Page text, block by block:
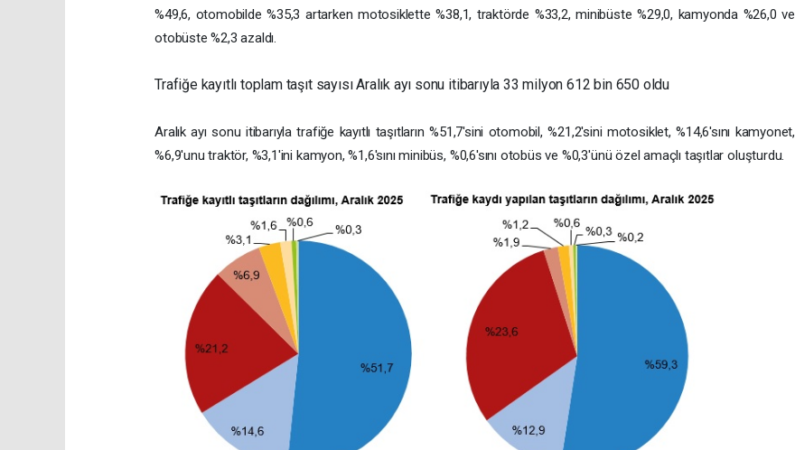
%49,6, otomobilde %35,3 artarken motosiklette %38,1, traktörde %33,2, minibüste %29,0, kamyonda %26,0 ve
otobüste %2,3 azaldı.
Trafiğe kayıtlı toplam taşıt sayısı Aralık ayı sonu itibarıyla 33 milyon 612 bin 650 oldu
Aralık ayı sonu itibarıyla trafiğe kayıtlı taşıtların %51,7'sini otomobil, %21,2'sini motosiklet, %14,6'sını kamyonet,
%6,9'unu traktör, %3,1'ini kamyon, %1,6'sını minibüs, %0,6'sını otobüs ve %0,3'ünü özel amaçlı taşıtlar oluşturdu.